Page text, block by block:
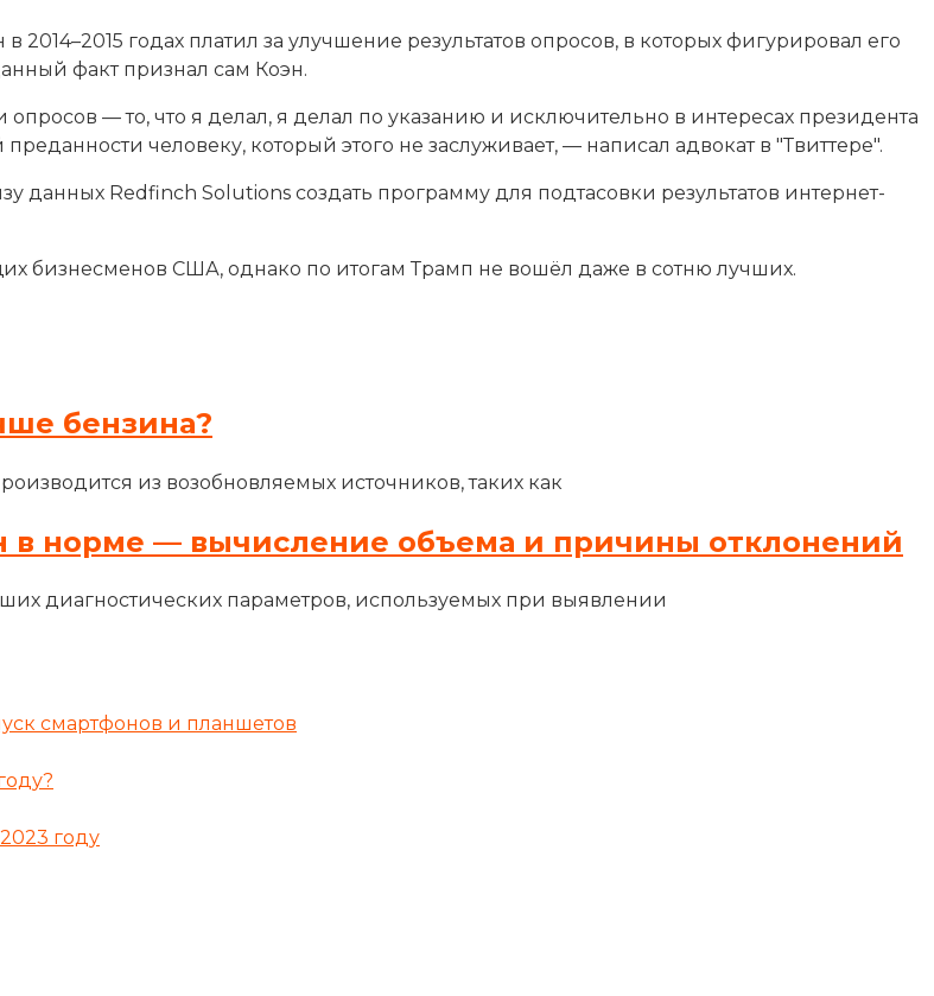
годах платил за улучшение результатов опросов, в которых фигурировал его
факт признал сам Коэн.
— то, что я делал, я делал по указанию и исключительно в интересах президента
человеку, который этого не заслуживает, — написал адвокат в "Твиттере".
данных Redfinch Solutions создать программу для подтасовки результатов интернет-
бизнесменов США, однако по итогам Трамп не вошёл даже в сотню лучших.
бензина?
из возобновляемых источников, таких как
норме — вычисление объема и причины отклонений
диагностических параметров, используемых при выявлении
смартфонов и планшетов
году